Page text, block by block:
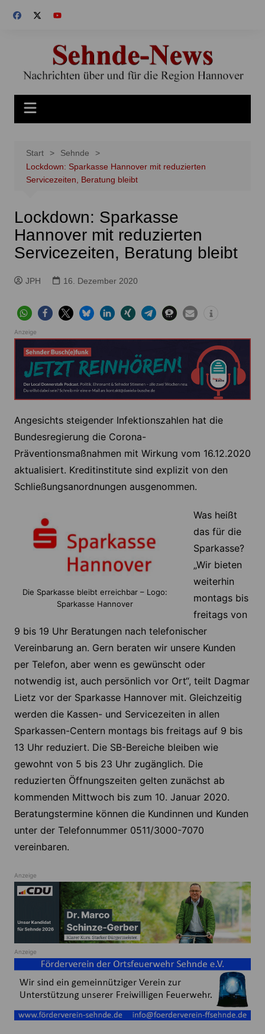
Inhalt
Start
Sehnde
Lockdown: Sparkasse Hannover mit reduzierten
Servicezeiten, Beratung bleibt
Lockdown: Sparkasse
Hannover mit reduzierten
Servicezeiten, Beratung bleibt
JPH 16. Dezember 2020
Anzeige
Angesichts steigender Infektionszahlen hat die
Bundesregierung die Corona-
Präventionsmaßnahmen mit Wirkung vom 16.12.2020
aktualisiert. Kreditinstitute sind explizit von den
Schließungsanordnungen ausgenommen.
Die Sparkasse bleibt erreichbar – Logo:
Sparkasse Hannover
Was heißt
das für die
Sparkasse?
„Wir bieten
weiterhin
montags bis
freitags von
9 bis 19 Uhr Beratungen nach telefonischer
Vereinbarung an. Gern beraten wir unsere Kunden
per Telefon, aber wenn es gewünscht oder
notwendig ist, auch persönlich vor Ort“, teilt Dagmar
Lietz vor der Sparkasse Hannover mit. Gleichzeitig
werden die Kassen- und Servicezeiten in allen
Sparkassen-Centern montags bis freitags auf 9 bis
13 Uhr reduziert. Die SB-Bereiche bleiben wie
gewohnt von 5 bis 23 Uhr zugänglich. Die
reduzierten Öffnungszeiten gelten zunächst ab
kommenden Mittwoch bis zum 10. Januar 2020.
Beratungstermine können die Kundinnen und Kunden
unter der Telefonnummer 0511/3000-7070
vereinbaren.
Anzeige
Anzeige